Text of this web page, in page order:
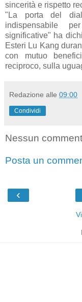
sincerità e rispetto
"La porta del
indispensabile
significative" ha
Esteri Lu Kang
con mutuo
reciproco, sulla
Redazione alle 09:00
Condividi
Nessun
Posta un
‹